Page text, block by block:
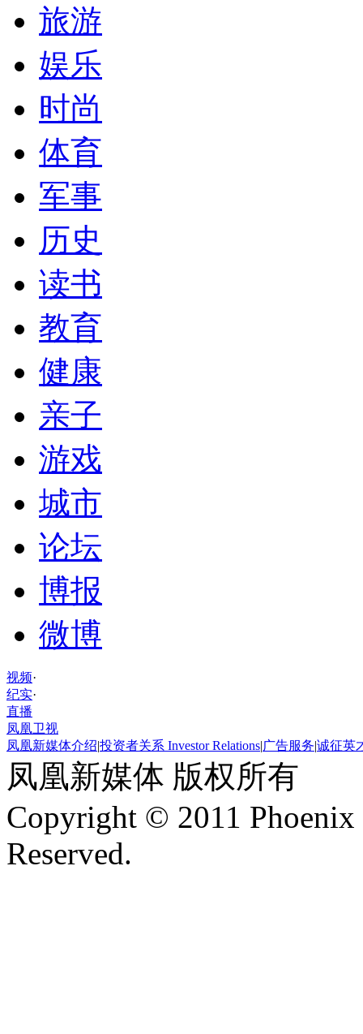
旅游
娱乐
时尚
体育
军事
历史
读书
教育
健康
亲子
游戏
城市
论坛
博报
微博
视频·
纪实·
直播
凤凰卫视
凤凰新媒体介绍|投资者关系 Investor Relations|广告服务|诚征英
凤凰新媒体 版权所有
Copyright © 2011
Reserved.